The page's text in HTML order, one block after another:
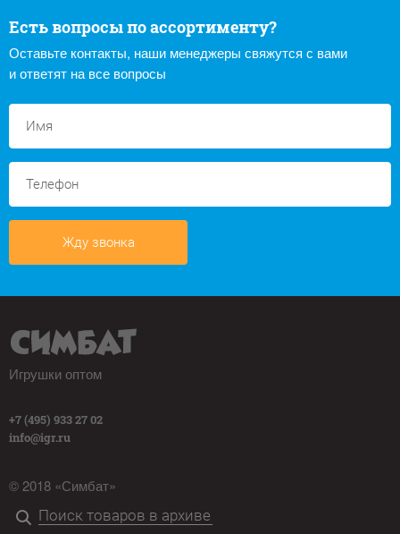
Есть вопросы по ассортименту?
Оставьте контакты, наши менеджеры свяжутся с вами
и ответят на все вопросы
Жду звонка
Игрушки оптом
+7 (495) 933 27 02
info@igr.ru
© 2018 «Симбат»